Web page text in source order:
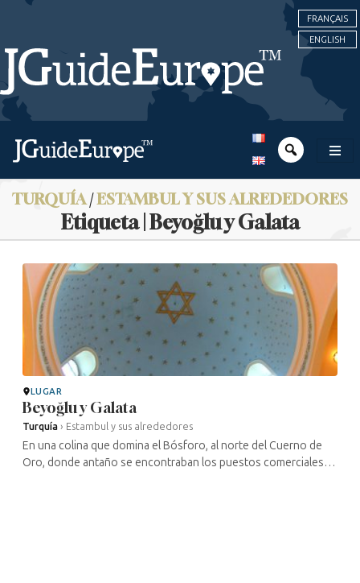
FRANÇAIS
ENGLISH
TURQUÍA/ESTAMBUL Y SUS ALREDEDORES
Etiqueta | Beyoğlu y Galata
LUGAR
Beyoğlu y Galata
Turquía › Estambul y sus alrededores
En una colina que domina el Bósforo, al norte del Cuerno de
Oro, donde antaño se encontraban los puestos comerciales